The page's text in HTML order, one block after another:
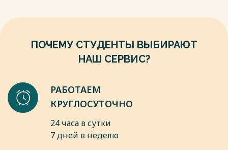
ПОЧЕМУ СТУДЕНТЫ ВЫБИРАЮТ
НАШ СЕРВИС?
РАБОТАЕМ
КРУГЛОСУТОЧНО
24 часа в сутки
7 дней в неделю